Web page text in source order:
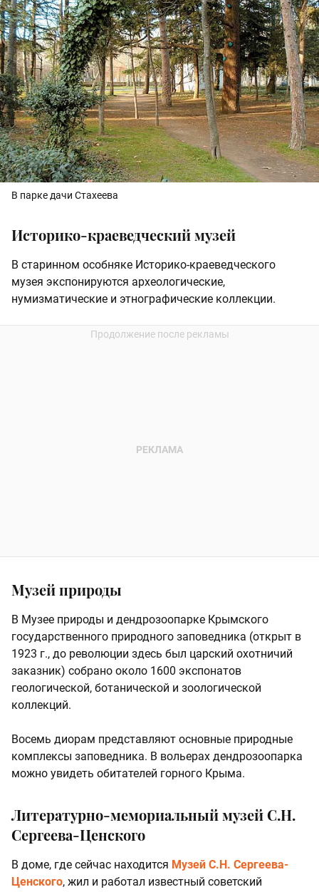
В парке дачи Стахеева
Историко-краеведческий музей
В старинном особняке Историко-краеведческого
музея экспонируются археологические,
нумизматические и этнографические коллекции.
Музей природы
В Музее природы и дендрозоопарке Крымского
государственного природного заповедника (открыт в
1923 г., до революции здесь был царский охотничий
заказник) собрано около 1600 экспонатов
геологической, ботанической и зоологической
коллекций.
Восемь диорам представляют основные природные
комплексы заповедника. В вольерах дендрозоопарка
можно увидеть обитателей горного Крыма.
Литературно-мемориальный музей С.Н.
Сергеева-Ценского
В доме, где сейчас находится Музей С.Н. Сергеева-
Ценского, жил и работал известный советский